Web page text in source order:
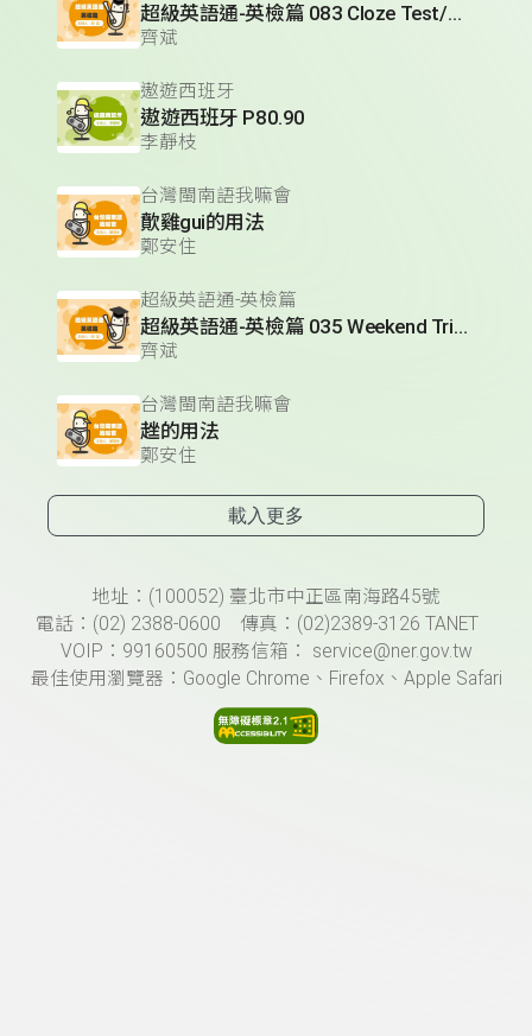
超級英語通-英檢篇 083 Cloze Test/段落填空-13
齊斌
遨遊西班牙
遨遊西班牙 P80.90
李靜枝
台灣閩南語我嘛會
歕雞gui的用法
鄭安住
超級英語通-英檢篇
超級英語通-英檢篇 035 Weekend Trip- 週末旅遊
齊斌
台灣閩南語我嘛會
趖的用法
鄭安住
載入更多
頁尾資訊地址：(100052) 臺北市中正區南海路45號
電話：(02) 2388-0600 傳真：(02)2389-3126 TANET
VOIP：99160500 服務信箱： service@ner.gov.tw
最佳使用瀏覽器：Google Chrome、Firefox、Apple Safari